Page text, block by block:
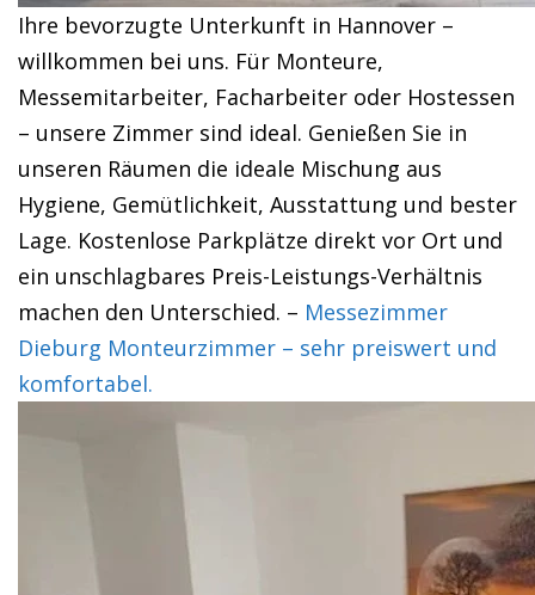
Ihre bevorzugte Unterkunft in Hannover –
willkommen bei uns. Für Monteure,
Messemitarbeiter, Facharbeiter oder Hostessen
– unsere Zimmer sind ideal. Genießen Sie in
unseren Räumen die ideale Mischung aus
Hygiene, Gemütlichkeit, Ausstattung und bester
Lage. Kostenlose Parkplätze direkt vor Ort und
ein unschlagbares Preis-Leistungs-Verhältnis
machen den Unterschied. – Messezimmer
Dieburg Monteurzimmer – sehr preiswert und
komfortabel.